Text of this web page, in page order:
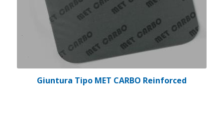
Giuntura Tipo MET CARBO Reinforced